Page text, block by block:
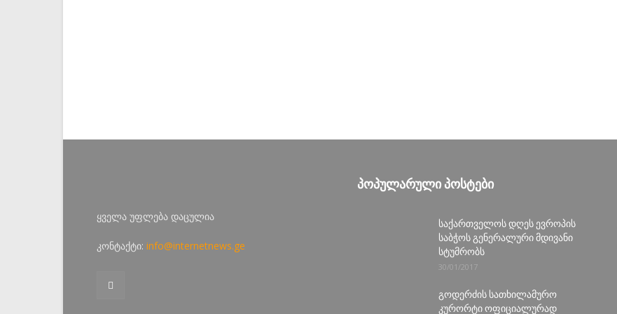
ყველა უფლება დაცულია
კონტაქტი: info@internetnews.ge
ᲞᲝᲞᲣᲚᲐᲠᲣᲚᲘ ᲞᲝᲡᲢᲔᲑᲘ
საქართველოს დღეს ევროპის
საბჭოს გენერალური მდივანი
სტუმრობს
30/01/2017
გოდერძის სათხილამურო
კურორტი ოფიციალურად